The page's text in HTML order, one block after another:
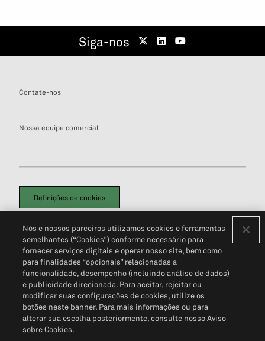
Siga-nos
Contate-nos
Nossa equipe comercial
Definições de cookies
Política de PrivacidadePortal de privacidade do cliente (em inglês)
Não Venda Minhas Informações Pessoais© 2026 S&P Global
Nós e nossos parceiros utilizamos cookies e ferramentas
semelhantes (“Cookies”) conforme necessário para
fornecer serviços digitais e operar nosso site, bem como
para finalidades “opcionais” relacionadas a
funcionalidade, desempenho (incluindo análise de dados)
e publicidade direcionada. Para aceitar, rejeitar ou
modificar suas configurações de cookies, utilize os
botões neste banner. Para mais informações ou para
alterar sua escolha posteriormente, consulte nosso Aviso
sobre Cookies.